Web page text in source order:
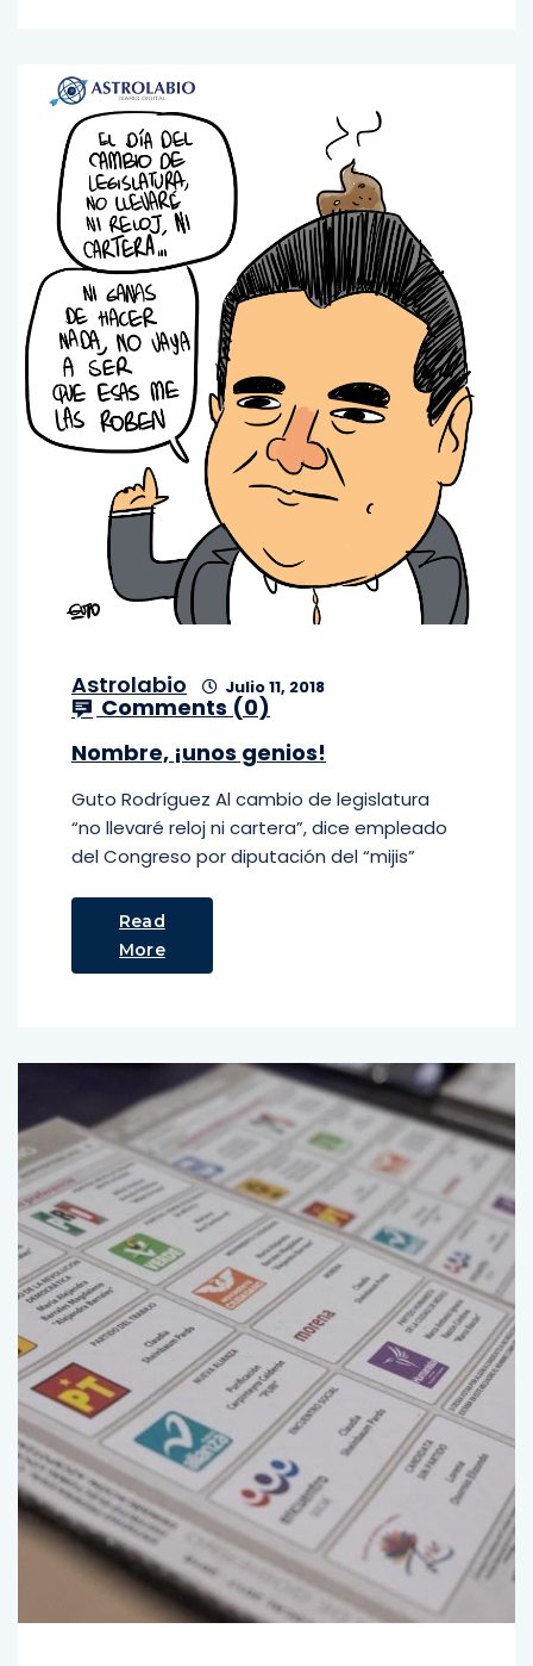
Astrolabio Julio 11, 2018
Comments (0)
Nombre, ¡unos genios!
Guto Rodríguez Al cambio de legislatura
“no llevaré reloj ni cartera”, dice empleado
del Congreso por diputación del “mijis”
Read
More